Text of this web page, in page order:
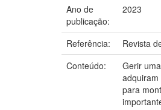
Ano de
publicação:
2023
Referência:
Revista
Conteúdo:
Gerir
para